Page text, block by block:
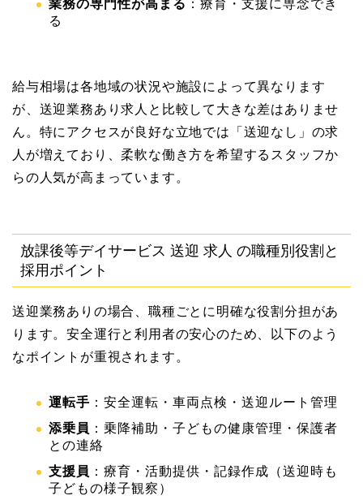
業務の専門性が高まる ：療育・支援に専念でき
る
給与相場は各地域の状況や施設によって異なります
が、送迎業務あり求人と比較して大きな差はありませ
ん。特にアクセスが良好な立地では「送迎なし」の求
人が増えており、柔軟な働き方を希望するスタッフか
らの人気が高まっています。
放課後等デイサービス 送迎 求人 の職種別役割と
採用ポイント
送迎業務ありの場合、職種ごとに明確な役割分担があ
ります。安全運行と利用者の安心のため、以下のよう
なポイントが重視されます。
運転手 ：安全運転・車両点検・送迎ルート管理
添乗員 ：乗降補助・子どもの健康管理・保護者
との連絡
支援員 ：療育・活動提供・記録作成（送迎時も
子どもの様子観察）